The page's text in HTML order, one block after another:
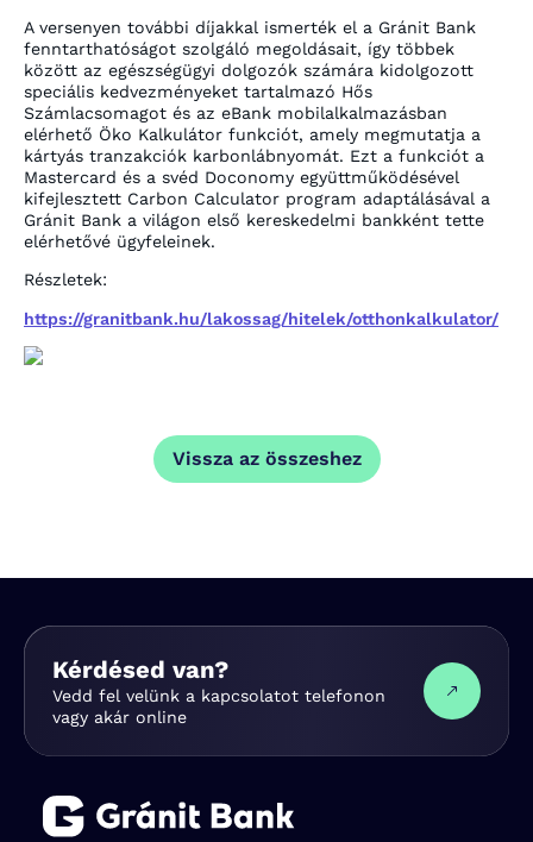
A versenyen további díjakkal ismerték el a Gránit Bank
fenntarthatóságot szolgáló megoldásait, így többek
között az egészségügyi dolgozók számára kidolgozott
speciális kedvezményeket tartalmazó Hős
Számlacsomagot és az eBank mobilalkalmazásban
elérhető Öko Kalkulátor funkciót, amely megmutatja a
kártyás tranzakciók karbonlábnyomát. Ezt a funkciót a
Mastercard és a svéd Doconomy együttműködésével
kifejlesztett Carbon Calculator program adaptálásával a
Gránit Bank a világon első kereskedelmi bankként tette
elérhetővé ügyfeleinek.
Részletek:
https://granitbank.hu/lakossag/hitelek/otthonkalkulator/
Vissza az összeshez
Kérdésed van?
Vedd fel velünk a kapcsolatot telefonon
vagy akár online